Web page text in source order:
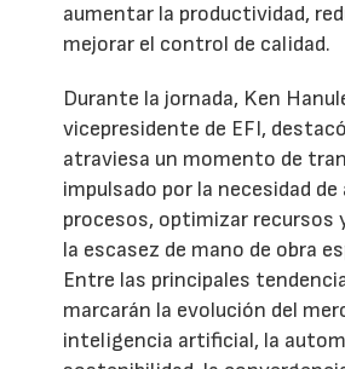
aumentar la productividad,
mejorar el control de calidad.
Durante la jornada, Ken
vicepresidente de EFI,
atraviesa un momento de
impulsado por la necesidad
procesos, optimizar recursos
la escasez de mano de obra
Entre las principales
marcarán la evolución del
inteligencia artificial, la